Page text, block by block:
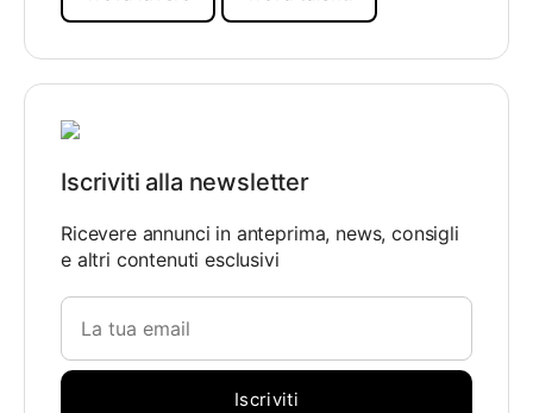
Iscriviti alla newsletter
Ricevere annunci in anteprima, news, consigli
e altri contenuti esclusivi